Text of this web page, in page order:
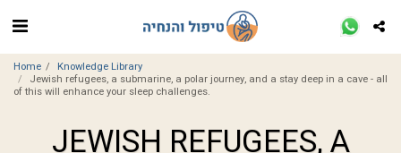
Home
Knowledge Library
Jewish refugees, a submarine, a polar journey, and a stay deep in a cave - all
of this will enhance your sleep challenges.
JEWISH REFUGEES, A